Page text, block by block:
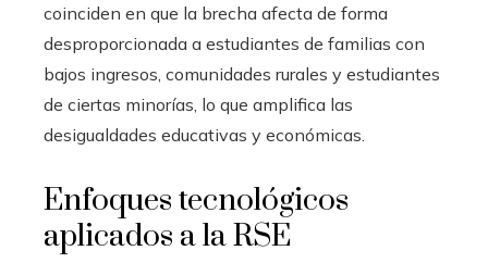
coinciden en que la brecha afecta de forma
desproporcionada a estudiantes de familias con
bajos ingresos, comunidades rurales y estudiantes
de ciertas minorías, lo que amplifica las
desigualdades educativas y económicas.
Enfoques tecnológicos
aplicados a la RSE